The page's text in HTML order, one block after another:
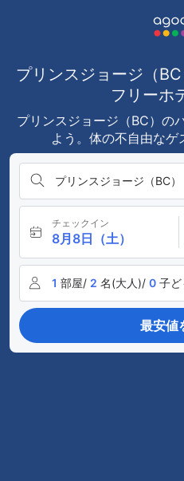
プリンスジョージ（
フリーホ
プリンスジョージ（BC）の
よう。体の不自由なゲ
プリンスジョージ（BC）
チェックイン
8月8日（土）
1 部屋/ 2 名(大人)/ 0 子ど
最安値